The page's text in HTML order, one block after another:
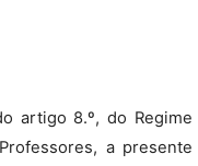
artigo 8.º, do Regime
a presente